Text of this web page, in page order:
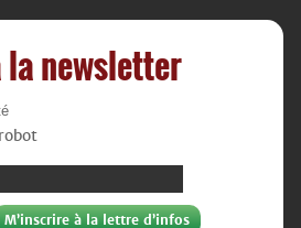
newsletter